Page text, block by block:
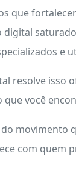
que
digital
e
resolve isso
você
movimento
com quem